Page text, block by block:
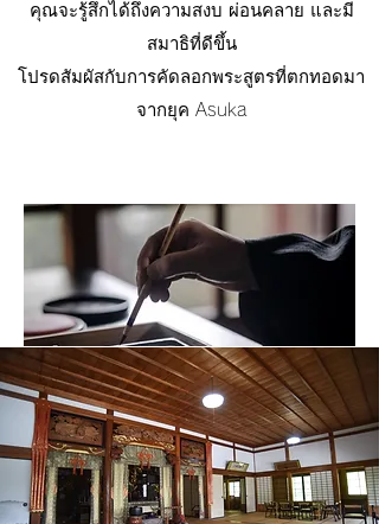
คุณจะรู้สึกได้ถึงความสงบ ผ่อนคลาย และมี
สมาธิที่ดีขึ้น
โปรดสัมผัสกับการคัดลอกพระสูตรที่ตกทอดมา
จากยุค Asuka